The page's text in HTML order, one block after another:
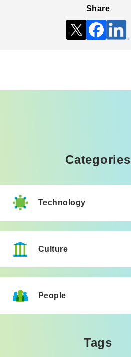
Share
Categories
Technology
Culture
People
Tags